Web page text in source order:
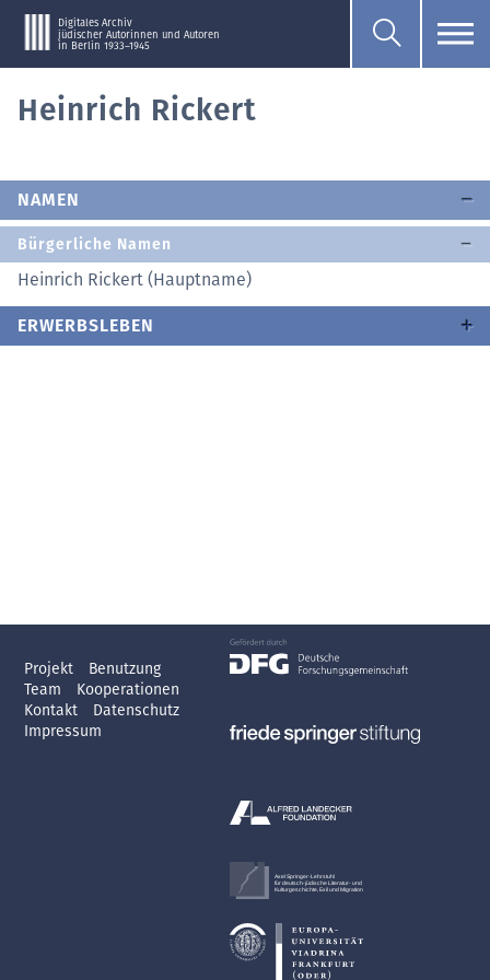
Digitales Archiv
jüdischer Autorinnen und Autoren
in Berlin 1933–1945
Heinrich Rickert
NAMEN
Bürgerliche Namen
Heinrich Rickert (Hauptname)
ERWERBSLEBEN
Projekt
Benutzung
Team
Kooperationen
Kontakt
Datenschutz
Impressum
Axel Springer-Lehrstuhl
für deutsch-jüdische Literatur- und
Kulturgeschichte, Exil und Migration